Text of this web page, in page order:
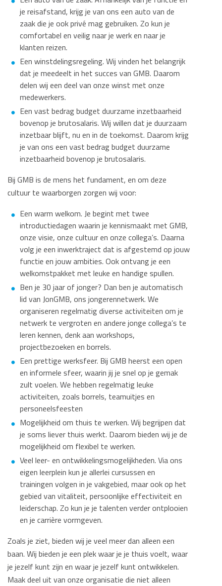
je reisafstand, krijg je van ons een auto van de
zaak die je ook privé mag gebruiken. Zo kun je
comfortabel en veilig naar je werk en naar je
klanten reizen.
Een winstdelingsregeling. Wij vinden het belangrijk
dat je meedeelt in het succes van GMB. Daarom
delen wij een deel van onze winst met onze
medewerkers.
Een vast bedrag budget duurzame inzetbaarheid
bovenop je brutosalaris. Wij willen dat je duurzaam
inzetbaar blijft, nu en in de toekomst. Daarom krijg
je van ons een vast bedrag budget duurzame
inzetbaarheid bovenop je brutosalaris.
Bij GMB is de mens het fundament, en om deze
cultuur te waarborgen zorgen wij voor:
Een warm welkom. Je begint met twee
introductiedagen waarin je kennismaakt met GMB,
onze visie, onze cultuur en onze collega’s. Daarna
volg je een inwerktraject dat is afgestemd op jouw
functie en jouw ambities. Ook ontvang je een
welkomstpakket met leuke en handige spullen.
Ben je 30 jaar of jonger? Dan ben je automatisch
lid van JonGMB, ons jongerennetwerk. We
organiseren regelmatig diverse activiteiten om je
netwerk te vergroten en andere jonge collega’s te
leren kennen, denk aan workshops,
projectbezoeken en borrels.
Een prettige werksfeer. Bij GMB heerst een open
en informele sfeer, waarin jij je snel op je gemak
zult voelen. We hebben regelmatig leuke
activiteiten, zoals borrels, teamuitjes en
personeelsfeesten
Mogelijkheid om thuis te werken. Wij begrijpen dat
je soms liever thuis werkt. Daarom bieden wij je de
mogelijkheid om flexibel te werken.
Veel leer- en ontwikkelingsmogelijkheden. Via ons
eigen leerplein kun je allerlei cursussen en
trainingen volgen in je vakgebied, maar ook op het
gebied van vitaliteit, persoonlijke effectiviteit en
leiderschap. Zo kun je je talenten verder ontplooien
en je carrière vormgeven.
Zoals je ziet, bieden wij je veel meer dan alleen een
baan. Wij bieden je een plek waar je je thuis voelt, waar
je jezelf kunt zijn en waar je jezelf kunt ontwikkelen.
Maak deel uit van onze organisatie die niet alleen